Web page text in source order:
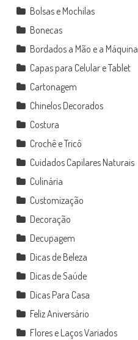
Bolsas e Mochilas
Bonecas
Bordados a Mão e a Máquina
Capas para Celular e Tablet
Cartonagem
Chinelos Decorados
Costura
Crochê e Tricô
Cuidados Capilares Naturais
Culinária
Customização
Decoração
Decupagem
Dicas de Beleza
Dicas de Saúde
Dicas Para Casa
Feliz Aniversário
Flores e Laços Variados